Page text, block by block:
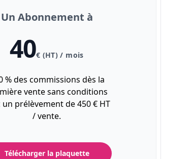
Un Abonnement à
40€ (HT) / mois
% des commissions dès la
vente sans conditions
un prélèvement de 450 € HT
/ vente.
Télécharger la plaquette